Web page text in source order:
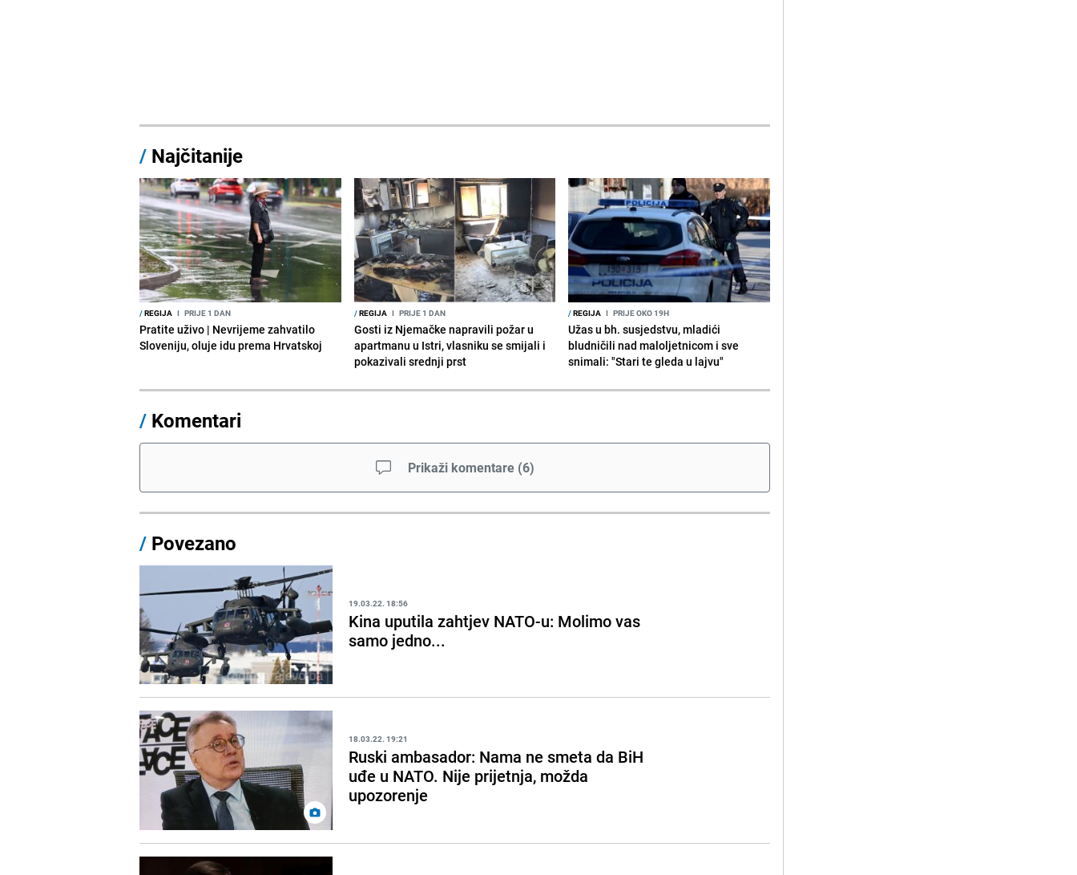
/ Najčitanije
/REGIJA I PRIJE 1 DAN
Pratite uživo | Nevrijeme zahvatilo
Sloveniju, oluje idu prema Hrvatskoj
/REGIJA I PRIJE 1 DAN
Gosti iz Njemačke napravili požar u
apartmanu u Istri, vlasniku se smijali i
pokazivali srednji prst
/REGIJA I PRIJE OKO 19H
Užas u bh. susjedstvu, mladići
bludničili nad maloljetnicom i sve
snimali: "Stari te gleda u lajvu"
/ Komentari
Prikaži komentare (6)
/ Povezano
19.03.22. 18:56
Kina uputila zahtjev NATO-u: Molimo vas
samo jedno...
18.03.22. 19:21
Ruski ambasador: Nama ne smeta da BiH
uđe u NATO. Nije prijetnja, možda
upozorenje